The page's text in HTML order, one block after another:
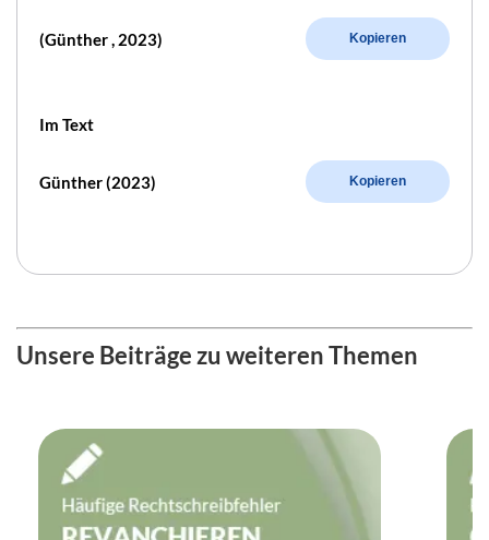
(Günther , 2023) Kopieren
Im Text
Günther (2023) Kopieren
Unsere Beiträge zu weiteren Themen